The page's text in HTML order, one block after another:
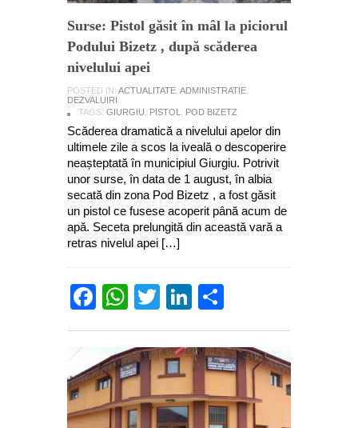
Surse: Pistol găsit în mâl la piciorul
Podului Bizetz , după scăderea
nivelului apei
POSTED IN: ACTUALITATE ADMINISTRATIE
DEZVALUIRI
TAGS: GIURGIU PISTOL POD BIZETZ
Scăderea dramatică a nivelului apelor din
ultimele zile a scos la iveală o descoperire
neașteptată în municipiul Giurgiu. Potrivit
unor surse, în data de 1 august, în albia
secată din zona Pod Bizetz , a fost găsit
un pistol ce fusese acoperit până acum de
apă. Seceta prelungită din această vară a
retras nivelul apei […]
Facebook
WhatsApp
TwitterLinkedIn